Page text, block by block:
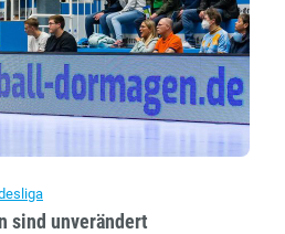
sind unverändert